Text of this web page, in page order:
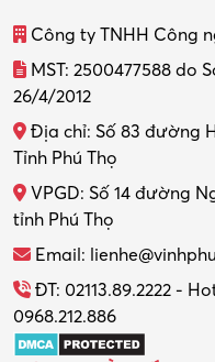
Công ty TNHH Công
MST: 2500477588 do
26/4/2012
Địa chỉ: Số 83 đường
Tỉnh Phú Thọ
VPGD: Số 14 đường
tỉnh Phú Thọ
Email:
ĐT: 02113.89.2222 -
0968.212.886